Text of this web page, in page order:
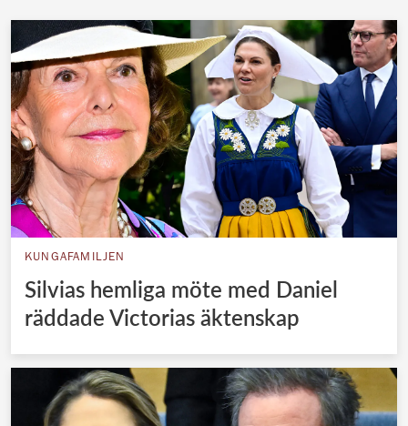
KUNGAFAMILJEN
Silvias hemliga möte med Daniel
räddade Victorias äktenskap